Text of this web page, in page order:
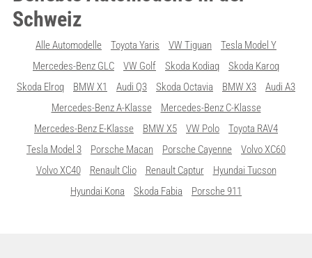
Schweiz
Alle Automodelle Toyota Yaris VW Tiguan
Tesla Model Y
Mercedes-Benz GLC
VW Golf Skoda Kodiaq
Skoda Karoq
Skoda Elroq
BMW X1 Audi Q3 Skoda Octavia BMW X3
Audi A3
Mercedes-Benz A-Klasse
Mercedes-Benz C-Klasse
Mercedes-Benz E-Klasse
BMW X5 VW Polo
Toyota RAV4
Tesla Model 3
Porsche Macan Porsche Cayenne
Volvo XC60
Volvo XC40
Renault Clio Renault Captur
Hyundai Tucson
Hyundai Kona
Skoda Fabia Porsche 911